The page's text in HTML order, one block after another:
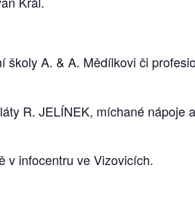
A. & A. Mědílkovi či
R. JELÍNEK, míchané nápoje
v infocentru ve Vizovicích.